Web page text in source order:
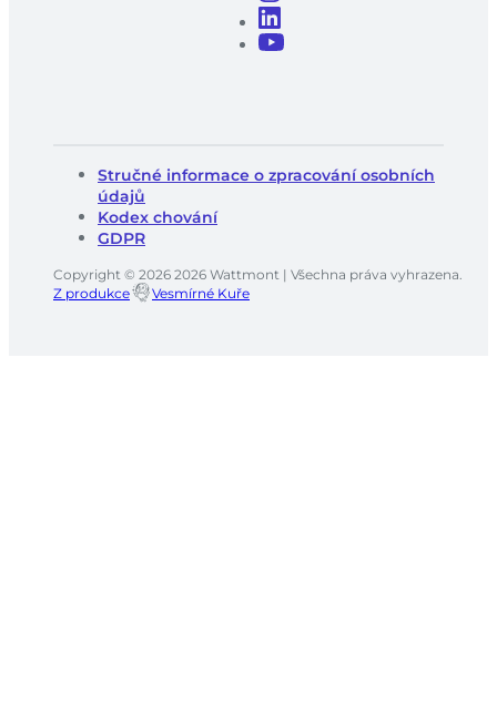
Stručné informace o zpracování osobních
údajů
Kodex chování
GDPR
Copyright © 2026 2026 Wattmont | Všechna práva vyhrazena.
Z produkce
Vesmírné Kuře